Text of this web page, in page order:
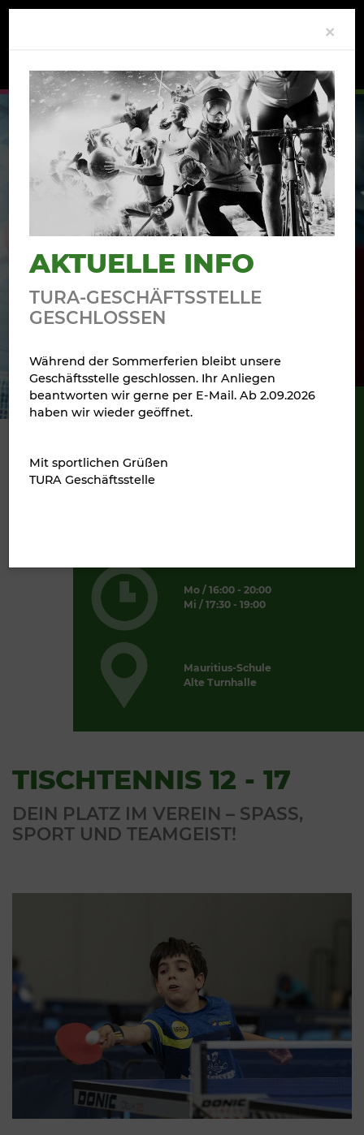
Mo / 16:00 - 20:00
Mi / 17:30 - 19:00
Mauritius-Schule
Alte Turnhalle
TISCHTENNIS 12 - 17
DEIN PLATZ IM VEREIN – SPASS, S
PORT UND TEAMGEIST!
×
AKTUELLE INFO
TURA-GESCHÄFTSSTELLE
GESCHLOSSEN
Während der Sommerferien bleibt unsere
Geschäftsstelle geschlossen. Ihr Anliegen
beantworten wir gerne per E-Mail. Ab 2.09.2026
haben wir wieder geöffnet.
Mit sportlichen Grüßen
TURA Geschäftsstelle